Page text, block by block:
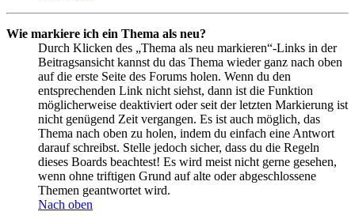
Wie markiere ich ein Thema als neu?
Durch Klicken des „Thema als neu markieren“-Links in der
Beitragsansicht kannst du das Thema wieder ganz nach oben
auf die erste Seite des Forums holen. Wenn du den
entsprechenden Link nicht siehst, dann ist die Funktion
möglicherweise deaktiviert oder seit der letzten Markierung ist
nicht genügend Zeit vergangen. Es ist auch möglich, das
Thema nach oben zu holen, indem du einfach eine Antwort
darauf schreibst. Stelle jedoch sicher, dass du die Regeln
dieses Boards beachtest! Es wird meist nicht gerne gesehen,
wenn ohne triftigen Grund auf alte oder abgeschlossene
Themen geantwortet wird.
Nach oben